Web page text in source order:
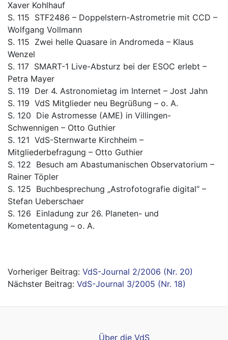
Xaver Kohlhauf
S. 115 STF2486 – Doppelstern-Astrometrie mit CCD –
Wolfgang Vollmann
S. 115 Zwei helle Quasare in Andromeda – Klaus
Wenzel
S. 117 SMART-1 Live-Absturz bei der ESOC erlebt –
Petra Mayer
S. 119 Der 4. Astronomietag im Internet – Jost Jahn
S. 119 VdS Mitglieder neu Begrüßung – o. A.
S. 120 Die Astromesse (AME) in Villingen-
Schwennigen – Otto Guthier
S. 121 VdS-Sternwarte Kirchheim –
Mitgliederbefragung – Otto Guthier
S. 122 Besuch am Abastumanischen Observatorium –
Rainer Töpler
S. 125 Buchbesprechung „Astrofotografie digital“ –
Stefan Ueberschaer
S. 126 Einladung zur 26. Planeten- und
Kometentagung – o. A.
BeitragsnavigationVdS-Journal 2/2006 (Nr. 20)
VdS-Journal 3/2005 (Nr. 18)
Über die VdS